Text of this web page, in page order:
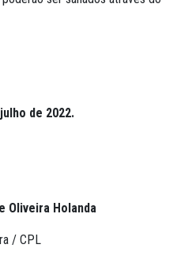
de 2022.
Oliveira Holanda
/ CPL